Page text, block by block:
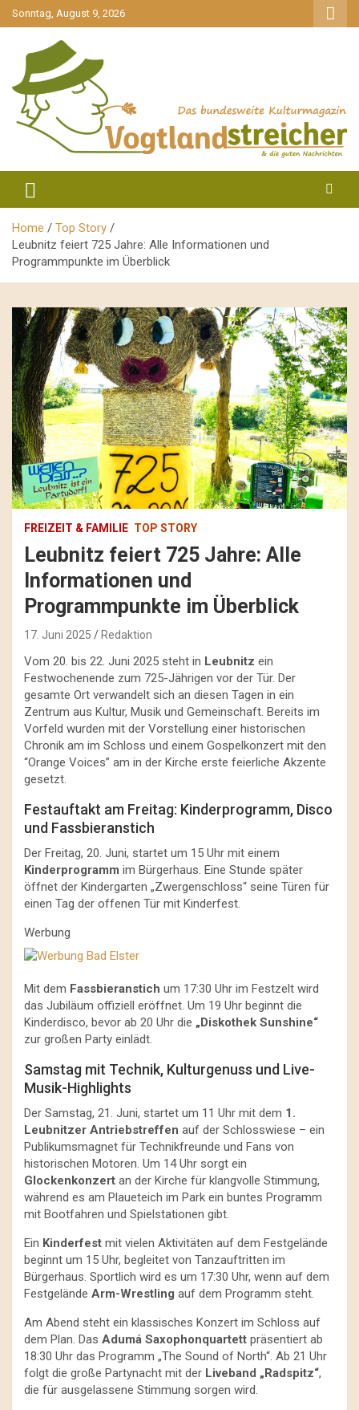
gehe
zum
Sonntag, August 9, 2026
Vogtlandstreicher
Home
Top Story
Leubnitz feiert 725 Jahre: Alle Informationen und
Programmpunkte im Überblick
FREIZEIT & FAMILIE TOP STORY
Leubnitz feiert 725 Jahre: Alle
Informationen und
Programmpunkte im Überblick
17. Juni 2025 Redaktion
Vom 20. bis 22. Juni 2025 steht in Leubnitz ein
Festwochenende zum 725-Jährigen vor der Tür. Der
gesamte Ort verwandelt sich an diesen Tagen in ein
Zentrum aus Kultur, Musik und Gemeinschaft. Bereits im
Vorfeld wurden mit der Vorstellung einer historischen
Chronik am im Schloss und einem Gospelkonzert mit den
“Orange Voices” am in der Kirche erste feierliche Akzente
gesetzt.
Festauftakt am Freitag: Kinderprogramm, Disco
und Fassbieranstich
Der Freitag, 20. Juni, startet um 15 Uhr mit einem
Kinderprogramm im Bürgerhaus. Eine Stunde später
öffnet der Kindergarten „Zwergenschloss“ seine Türen für
einen Tag der offenen Tür mit Kinderfest.
Werbung
Mit dem Fassbieranstich um 17:30 Uhr im Festzelt wird
das Jubiläum offiziell eröffnet. Um 19 Uhr beginnt die
Kinderdisco, bevor ab 20 Uhr die „Diskothek Sunshine“
zur großen Party einlädt.
Samstag mit Technik, Kulturgenuss und Live-
Musik-Highlights
Der Samstag, 21. Juni, startet um 11 Uhr mit dem 1.
Leubnitzer Antriebstreffen auf der Schlosswiese – ein
Publikumsmagnet für Technikfreunde und Fans von
historischen Motoren. Um 14 Uhr sorgt ein
Glockenkonzert an der Kirche für klangvolle Stimmung,
während es am Plaueteich im Park ein buntes Programm
mit Bootfahren und Spielstationen gibt.
Ein Kinderfest mit vielen Aktivitäten auf dem Festgelände
beginnt um 15 Uhr, begleitet von Tanzauftritten im
Bürgerhaus. Sportlich wird es um 17:30 Uhr, wenn auf dem
Festgelände Arm-Wrestling auf dem Programm steht.
Am Abend steht ein klassisches Konzert im Schloss auf
dem Plan. Das Adumá Saxophonquartett präsentiert ab
18:30 Uhr das Programm „The Sound of North“. Ab 21 Uhr
folgt die große Partynacht mit der Liveband „Radspitz“,
die für ausgelassene Stimmung sorgen wird.